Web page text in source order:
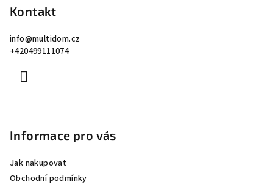
Kontakt
info@multidom.cz
+420499111074
Informace pro vás
Jak nakupovat
Obchodní podmínky